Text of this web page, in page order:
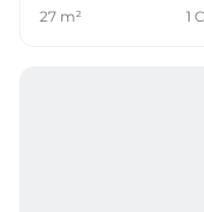
27m² 1